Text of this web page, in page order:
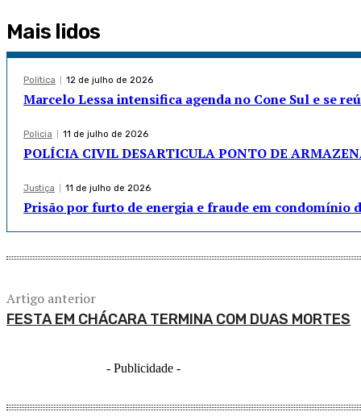
Mais lidos
Política 12 de julho de 2026
Marcelo Lessa intensifica agenda no Cone Sul e se
Policia 11 de julho de 2026
POLÍCIA CIVIL DESARTICULA PONTO DE
Justiça 11 de julho de 2026
Prisão por furto de energia e fraude em condomínio
Artigo anterior
FESTA EM CHÁCARA TERMINA COM DUAS MORTES
- Publicidade -